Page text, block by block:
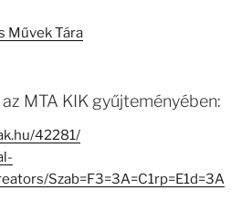
Művek Tára
MTA KIK gyűjteményében:
42281/
Szab=F3=3A=C1rp=E1d=3A